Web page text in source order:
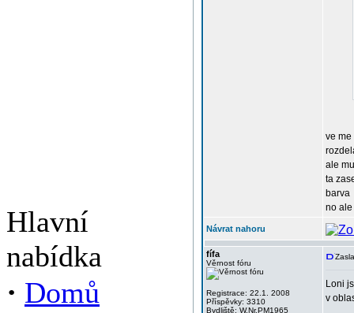
Hlavní
nabídka
· Domů
ve me
ale
ta
barva
no ale
Návrat nahoru
fífa
Věrnost fóru
Registrace: 22.1. 2008
Příspěvky: 3310
Bydliště: W.Nr.PM1965
Loni
v